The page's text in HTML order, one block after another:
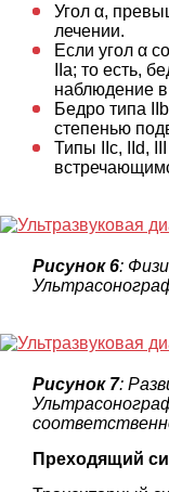
Угол α,
лечении.
Если угол α
IIa; то есть,
наблюдение
Бедро типа
степенью
Типы IIc, IId,
Рисунок 6:
Рисунок 7:
Преходящий